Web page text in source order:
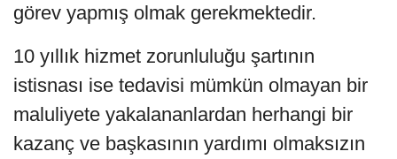
görev yapmış olmak gerekmektedir.
10 yıllık hizmet zorunluluğu şartının
istisnası ise tedavisi mümkün olmayan bir
maluliyete yakalananlardan herhangi bir
kazanç ve başkasının yardımı olmaksızın